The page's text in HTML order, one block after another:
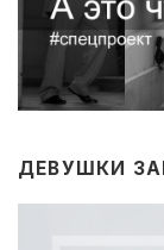
ДЕВУШКИ